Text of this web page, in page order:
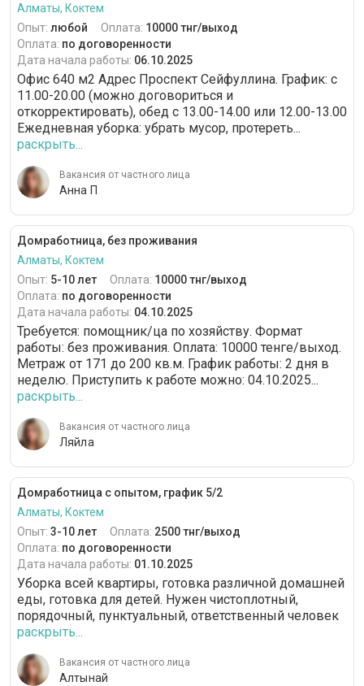
Алматы, Коктем
Опыт: любой Оплата: 10000 тнг/выход
Оплата: по договоренности
Дата начала работы: 06.10.2025
Офис 640 м2 Адрес ​Проспект Сейфуллина. График: c
11.00-20.00 (можно договориться и
откорректировать), обед с 13.00-14.00 или 12.00-13.00
Ежедневная уборка: убрать мусор, протереть...
раскрыть...
Вакансия от частного лица
Анна П
Домработница, без проживания
Алматы, Коктем
Опыт: 5-10 лет Оплата: 10000 тнг/выход
Оплата: по договоренности
Дата начала работы: 04.10.2025
Требуется: помощник/ца по хозяйству. Формат
работы: без проживания. Оплата: 10000 тенге/выход.
Метраж от 171 до 200 кв.м. График работы: 2 дня в
неделю. Приступить к работе можно: 04.10.2025...
раскрыть...
Вакансия от частного лица
Ляйла
Домработница с опытом, график 5/2
Алматы, Коктем
Опыт: 3-10 лет Оплата: 2500 тнг/выход
Оплата: по договоренности
Дата начала работы: 01.10.2025
Уборка всей квартиры, готовка различной домашней
еды, готовка для детей. Нужен чистоплотный,
порядочный, пунктуальный, ответственный человек
раскрыть...
Вакансия от частного лица
Алтынай